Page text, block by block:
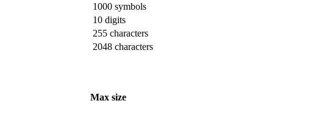
1000 symbols
10 digits
255 characters
2048 characters
Max size